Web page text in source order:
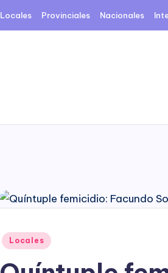
Locales Provinciales Nacionales
Posted
Locales